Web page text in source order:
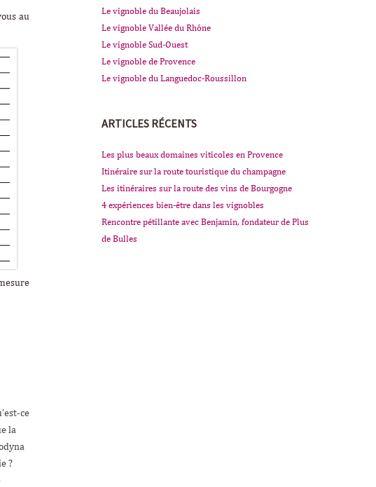
au
ce
la
?
Le vignoble du Beaujolais
Le vignoble Vallée du Rhône
Le vignoble Sud-Ouest
Le vignoble de Provence
Le vignoble du Languedoc-Roussillon
ARTICLES RÉCENTS
Les plus beaux domaines viticoles en Provence
Itinéraire sur la route touristique du champagne
Les itinéraires sur la route des vins de Bourgogne
4 expériences bien-être dans les vignobles
Rencontre pétillante avec Benjamin, fondateur de Plus
de Bulles